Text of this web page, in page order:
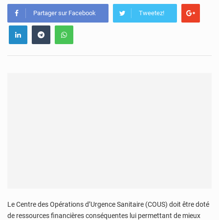
Partager sur Facebook Tweetez!
Le Centre des Opérations d’Urgence Sanitaire (COUS) doit être doté
de ressources financières conséquentes lui permettant de mieux